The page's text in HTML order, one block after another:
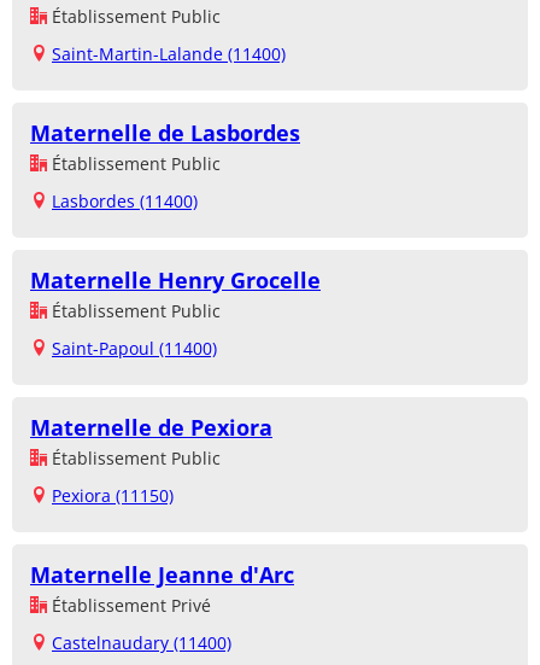
Établissement Public
Saint-Martin-Lalande (11400)
Maternelle de Lasbordes
Établissement Public
Lasbordes (11400)
Maternelle Henry Grocelle
Établissement Public
Saint-Papoul (11400)
Maternelle de Pexiora
Établissement Public
Pexiora (11150)
Maternelle Jeanne d'Arc
Établissement Privé
Castelnaudary (11400)